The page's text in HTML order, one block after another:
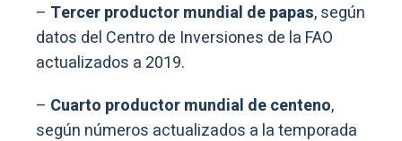
– Tercer productor mundial de papas, según
datos del Centro de Inversiones de la FAO
actualizados a 2019.
– Cuarto productor mundial de centeno,
según números actualizados a la temporada